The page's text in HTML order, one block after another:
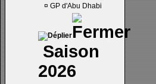
¤ GP d'Abu Dhabi
Saison
2026